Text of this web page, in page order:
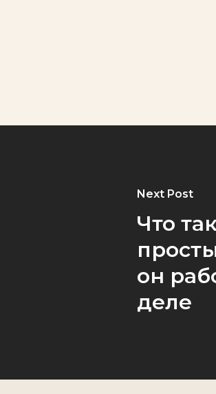
Next Post
Что
он
деле